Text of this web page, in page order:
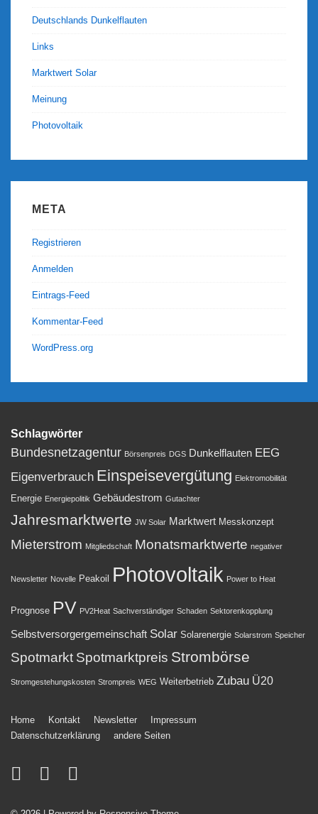
Deutschlands Dunkelflauten
Links
Marktwert Solar
Meinung
Photovoltaik
META
Registrieren
Anmelden
Eintrags-Feed
Kommentar-Feed
WordPress.org
Schlagwörter
Bundesnetzagentur Börsenpreis DGS Dunkelflauten EEG
Eigenverbrauch Einspeisevergütung Elektromobilität
Energie Energiepolitik Gebäudestrom Gutachter
Jahresmarktwerte JW Solar Marktwert Messkonzept
Mieterstrom Mitgliedschaft Monatsmarktwerte negativer
Newsletter Novelle Peakoil Photovoltaik Power to Heat
Prognose PV PV2Heat Sachverständiger Schaden Sektorenkopplung
Selbstversorgergemeinschaft Solar Solarenergie Solarstrom Speicher
Spotmarkt Spotmarktpreis Strombörse
Stromgestehungskosten Strompreis WEG Weiterbetrieb Zubau Ü20
Footer-
Menü
Home Kontakt Newsletter
Impressum
Datenschutzerklärung
andere Seiten